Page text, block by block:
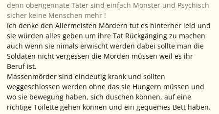
denn obengennate Täter sind einfach Monster und Psychisch
sicher keine Menschen mehr !
Ich denke den Allermeisten Mördern tut es hinterher leid und
sie würden alles geben um ihre Tat Rückgänging zu machen
auch wenn sie nimals erwischt werden dabei sollte man die
Soldaten nicht vergessen die Morden müssen weil es ihr
Beruf ist.
Massenmörder sind eindeutig krank und sollten
weggeschlossen werden ohne das sie Hungern müssen und
wo sie bewegung haben, sich duschen können, auf eine
richtige Toilette gehen können und ein gequemes Bett haben.